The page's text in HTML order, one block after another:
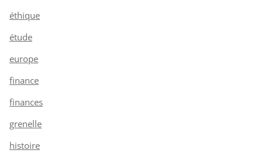
éthique
étude
europe
finance
finances
grenelle
histoire